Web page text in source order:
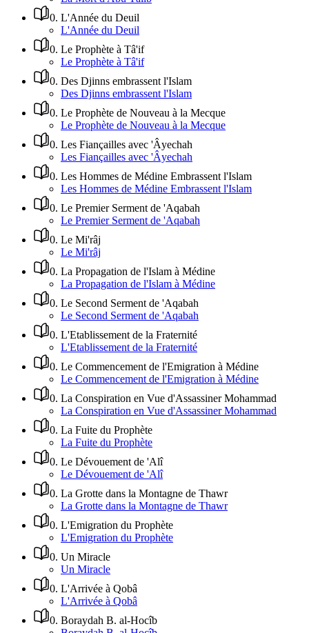
0. L'Année du Deuil
L'Année du Deuil
0. Le Prophète à Tâ'if
Le Prophète à Tâ'if
0. Des Djinns embrassent l'Islam
Des Djinns embrassent l'Islam
0. Le Prophète de Nouveau à la Mecque
Le Prophète de Nouveau à la Mecque
0. Les Fiançailles avec 'Âyechah
Les Fiançailles avec 'Âyechah
0. Les Hommes de Médine Embrassent l'Islam
Les Hommes de Médine Embrassent l'Islam
0. Le Premier Serment de 'Aqabah
Le Premier Serment de 'Aqabah
0. Le Mi'râj
Le Mi'râj
0. La Propagation de l'Islam à Médine
La Propagation de l'Islam à Médine
0. Le Second Serment de 'Aqabah
Le Second Serment de 'Aqabah
0. L'Etablissement de la Fraternité
L'Etablissement de la Fraternité
0. Le Commencement de l'Emigration à Médine
Le Commencement de l'Emigration à Médine
0. La Conspiration en Vue d'Assassiner Mohammad
La Conspiration en Vue d'Assassiner Mohammad
0. La Fuite du Prophète
La Fuite du Prophète
0. Le Dévouement de 'Alî
Le Dévouement de 'Alî
0. La Grotte dans la Montagne de Thawr
La Grotte dans la Montagne de Thawr
0. L'Emigration du Prophète
L'Emigration du Prophète
0. Un Miracle
Un Miracle
0. L'Arrivée à Qobâ
L'Arrivée à Qobâ
0. Boraydah B. al-Hocîb